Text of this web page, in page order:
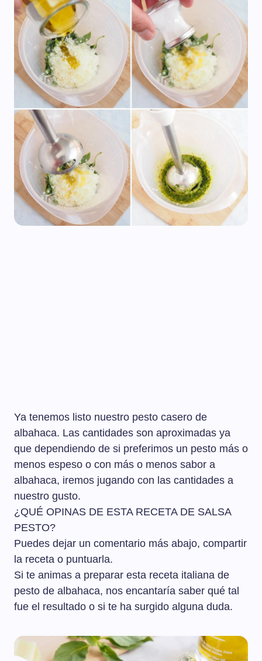
Ya tenemos listo nuestro pesto casero de
albahaca. Las cantidades son aproximadas ya
que dependiendo de si preferimos un pesto más o
menos espeso o con más o menos sabor a
albahaca, iremos jugando con las cantidades a
nuestro gusto.
¿QUÉ OPINAS DE ESTA RECETA DE SALSA
PESTO?
Puedes dejar un comentario más abajo, compartir
la receta o puntuarla.
Si te animas a preparar esta receta italiana de
pesto de albahaca, nos encantaría saber qué tal
fue el resultado o si te ha surgido alguna duda.